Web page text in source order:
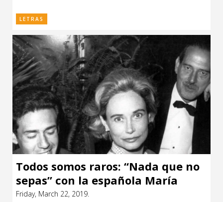
LETRAS
Todos somos raros: “Nada que no
sepas” con la española María
Tena
Friday, March 22, 2019.